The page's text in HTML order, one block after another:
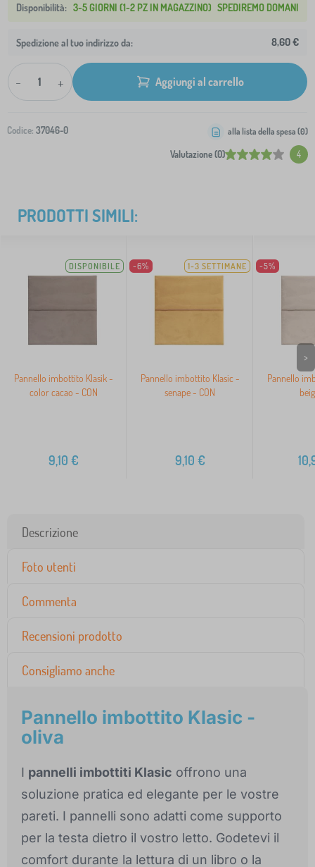
3-5 GIORNI (1-2 PZ IN MAGAZZINO) SPEDIREMO DOMANI
Spedizione al tuo indirizzo da: 8,60 €
- + Aggiungi al carrello
Codice: 37046-0
Valutazione (0) 4
alla lista della spesa (0)
PRODOTTI SIMILI:
DISPONIBILE
Pannello imbottito Klasik -
color cacao - CON
9,10 €
-6% 1-3 SETTIMANE
Pannello imbottito Klasic -
senape - CON
9,10 €
-5%
Pannello
>
Descrizione
Foto utenti
Commenta
Recensioni prodotto
Consigliamo anche
Pannello imbottito Klasic -
oliva
I pannelli imbottiti Klasic offrono una
soluzione pratica ed elegante per le vostre
pareti. I pannelli sono adatti come supporto
per la testa dietro il vostro letto. Godetevi il
comfort durante la lettura di un libro o la